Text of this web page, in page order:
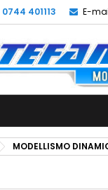
0744 401113 E-
MODELLISMO